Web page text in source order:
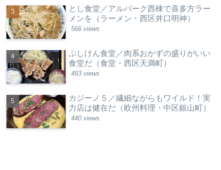
とし食堂／アルパーク西棟で喜多方ラー
メンを（ラーメン・西区井口明神）
566 views
ぶしけん食堂／肉系おかずの盛りがいい
食堂だ（食堂・西区天満町）
493 views
カジーノ５／繊細ながらもワイルド！実
力店は健在だ（欧州料理・中区銀山町）
440 views